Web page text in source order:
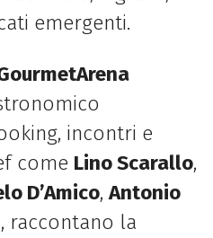
emergenti.
incontri e
come Lino Scarallo,
D’Amico,Antonio
raccontano la